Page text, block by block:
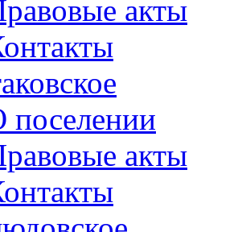
акты
поселении
акты